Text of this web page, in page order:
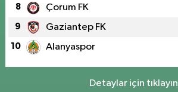
8 Çorum FK
9 Gaziantep FK
10 Alanyaspor
Detaylar için tıklayın